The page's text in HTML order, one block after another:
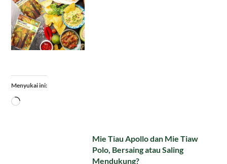
Menyukai ini:
Memuat...
Mie Tiau Apollo dan Mie Tiaw
Polo, Bersaing atau Saling
Mendukung?